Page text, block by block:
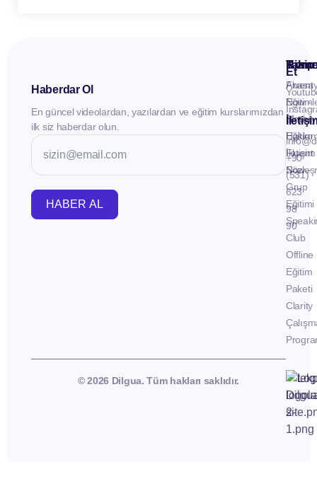
Haberdar Ol
En güncel videolardan, yazılardan ve eğitim kurslarımızdan
ilk siz haberdar olun.
HABER AL
İletişim
Fluent
Now -
Birebir
Eğitim
Fluent
Now -
Grup
Eğitimi
Club
Offline
Eğitim
Paketi
Clarity
Takip
Et
+90
(531)
623
98
90
© 2026 Dilgua. Tüm hakları saklıdır.